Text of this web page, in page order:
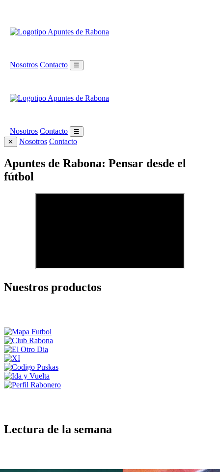
Nosotros Contacto ☰
Nosotros Contacto
☰
✕
Nosotros Contacto
Apuntes de Rabona: Pensar desde el
fútbol
Nuestros productos
Lectura de la semana